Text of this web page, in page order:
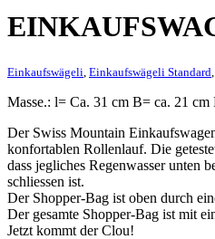
Einkaufswägeli Einkaufswägeli Standard
Masse.: l= Ca. 31 cm B= ca. 21 cm
Der Swiss Mountain
konfortablen Rollenlauf. Die
dass jegliches Regenwasser unten
schliessen ist.
Der Shopper-Bag ist oben durch
Der gesamte Shopper-Bag ist mit
Jetzt kommt der Clou!